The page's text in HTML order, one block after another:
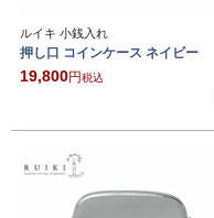
ルイキ 小銭入れ
押し口 コインケース ネイビー
19,800 税込